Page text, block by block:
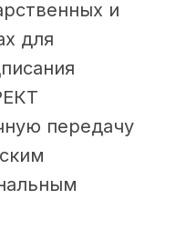
и
для
передачу